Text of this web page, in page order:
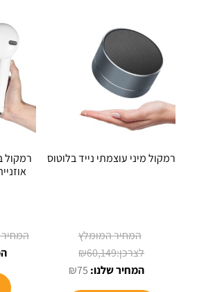
רמקול מיני עוצמתי נייד בלוטוס
₪60,149 המחיר
המקורי
היה:
₪75
רמקול